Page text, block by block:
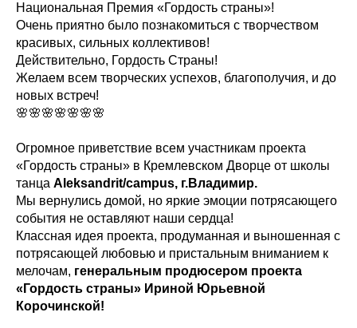
Национальная Премия «Гордость страны»!
Очень приятно было познакомиться с творчеством
красивых, сильных коллективов!
Действительно, Гордость Страны!
Желаем всем творческих успехов, благополучия, и до
новых встреч!
🌸🌸🌸🌸🌸🌸🌸
Огромное приветствие всем участникам проекта
«Гордость страны» в Кремлевском Дворце от школы
танца Аleksandrit/campus, г.Владимир.
Мы вернулись домой, но яркие эмоции потрясающего
события не оставляют наши сердца!
Классная идея проекта, продуманная и выношенная с
потрясающей любовью и пристальным вниманием к
мелочам, генеральным продюсером проекта
«Гордость страны» Ириной Юрьевной
Корочинской!